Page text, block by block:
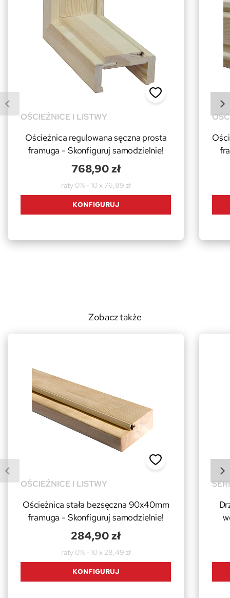
OŚCIEŻNICE I LISTWY
Ościeżnica regulowana sęczna prosta
framuga - Skonfiguruj samodzielnie!
768,90 zł
raty 0% - 10 x 76,89 zł
KONFIGURUJ
Zobacz także
OŚCIEŻNICE I LISTWY
Ościeżnica stała bezsęczna 90x40mm
framuga - Skonfiguruj samodzielnie!
284,90 zł
raty 0% - 10 x 28,49 zł
KONFIGURUJ